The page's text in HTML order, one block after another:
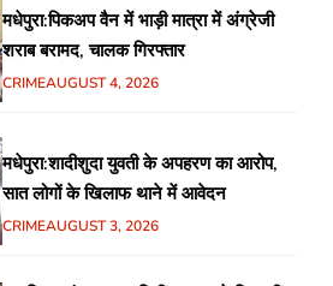
मधेपुरा:पिकअप वैन में भाड़ी मात्रा में अंग्रेजी
शराब बरामद, चालक गिरफ्तार
CRIMEAUGUST 4, 2026
मधेपुरा:शादीशुदा युवती के अपहरण का आरोप,
सात लोगों के खिलाफ थाने में आवेदन
CRIMEAUGUST 3, 2026